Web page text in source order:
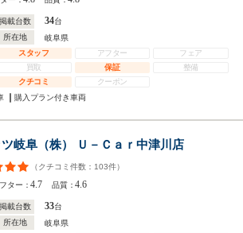
掲載台数 34台
所在地
岐阜県
スタッフ
アフター
フェア
買取
保証
整備
クチコミ
クーポン
購入プラン付き車両
岐阜（株） Ｕ－Ｃａｒ中津川店
（クチコミ件数： 103件）
ター：4.7 品質：4.6
掲載台数 33台
所在地
岐阜県